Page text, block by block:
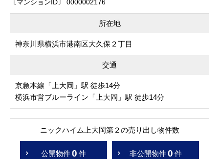
〔マンションID〕 0000002176
所在地
神奈川県横浜市港南区大久保２丁目
交通
京急本線「上大岡」駅 徒歩14分
横浜市営ブルーライン「上大岡」駅 徒歩14分
ニックハイム上大岡第２の売り出し物件数
公開物件0 件 非公開物件 0 件